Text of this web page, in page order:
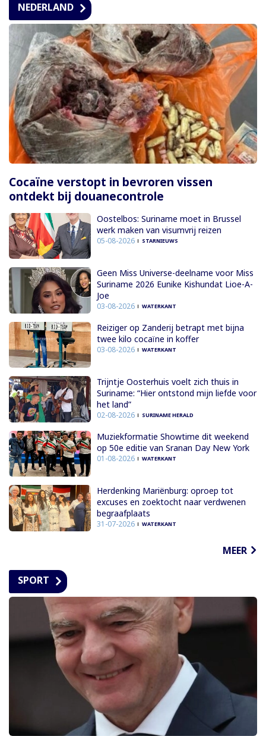
NEDERLAND
Cocaïne verstopt in bevroren vissen
ontdekt bij douanecontrole
Oostelbos: Suriname moet in Brussel
werk maken van visumvrij reizen
05-08-2026 STARNIEUWS
Geen Miss Universe-deelname voor Miss
Suriname 2026 Eunike Kishundat Lioe-A-
Joe
03-08-2026 WATERKANT
Reiziger op Zanderij betrapt met bijna
twee kilo cocaïne in koffer
03-08-2026 WATERKANT
Trijntje Oosterhuis voelt zich thuis in
Suriname: “Hier ontstond mijn liefde voor
het land”
02-08-2026 SURINAME HERALD
Muziekformatie Showtime dit weekend
op 50e editie van Sranan Day New York
01-08-2026 WATERKANT
Herdenking Mariënburg: oproep tot
excuses en zoektocht naar verdwenen
begraafplaats
31-07-2026 WATERKANT
MEER
SPORT